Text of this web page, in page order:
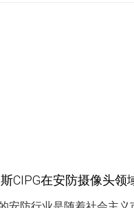
CIPG在安防摄像头领